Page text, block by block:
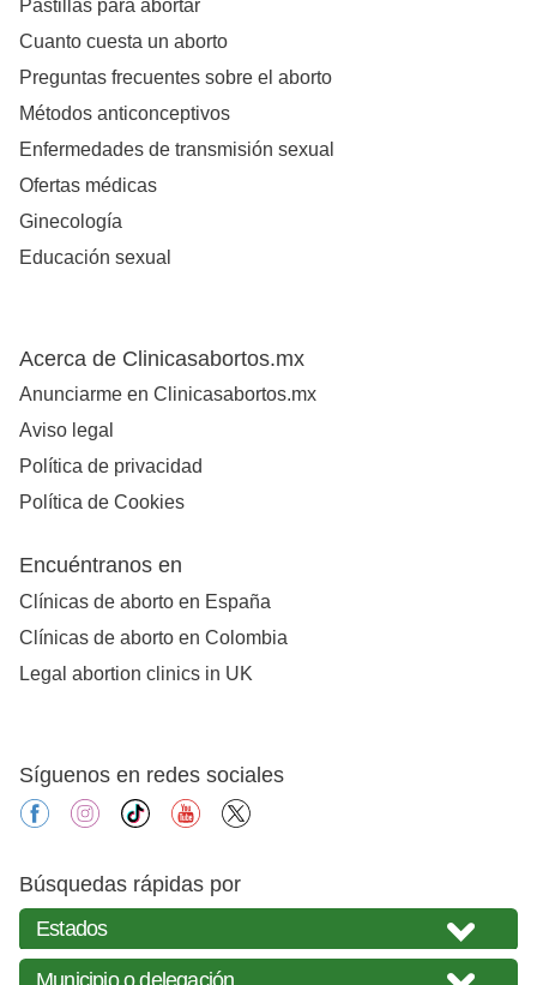
Pastillas para abortar
Cuanto cuesta un aborto
Preguntas frecuentes sobre el aborto
Métodos anticonceptivos
Enfermedades de transmisión sexual
Ofertas médicas
Ginecología
Educación sexual
Acerca de Clinicasabortos.mx
Anunciarme en Clinicasabortos.mx
Aviso legal
Política de privacidad
Política de Cookies
Encuéntranos en
Clínicas de aborto en España
Clínicas de aborto en Colombia
Legal abortion clinics in UK
Síguenos en redes sociales
facebookinstagram
tiktok youtube
Búsquedas rápidas por